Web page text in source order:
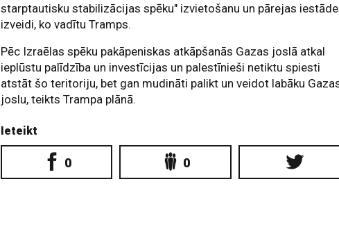
starptautisku stabilizācijas spēku" izvietošanu un pārejas
izveidi, ko vadītu Tramps.
Pēc Izraēlas spēku pakāpeniskas atkāpšanās Gazas joslā atkal
ieplūstu palīdzība un investīcijas un palestīnieši netiktu spiesti
atstāt šo teritoriju, bet gan mudināti palikt un veidot labāku
joslu, teikts Trampa plānā.
Ieteikt
0 0